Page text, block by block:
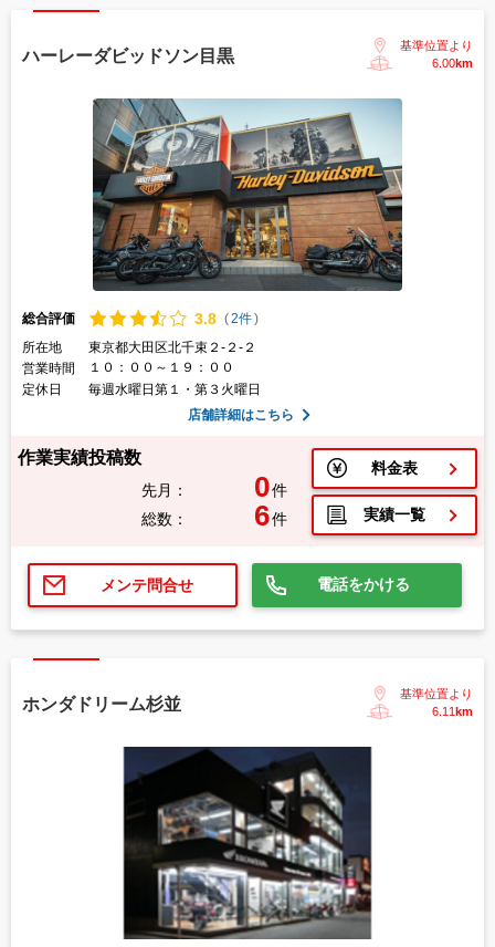
ハーレーダビッドソン目黒
基準位置より
6.00km
総合評価 3.8 (2件)
所在地
東京都大田区北千束２-２-２
営業時間
１０：００～１９：００
定休日
毎週水曜日第１・第３火曜日
店舗詳細はこちら
作業実績投稿数
先月： 0件
総数：
6件
料金表
実績一覧
メンテ問合せ 電話をかける
ホンダドリーム杉並
基準位置より
6.11 km